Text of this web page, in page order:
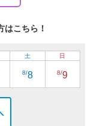
こちら！
土
8/8
日
8/9